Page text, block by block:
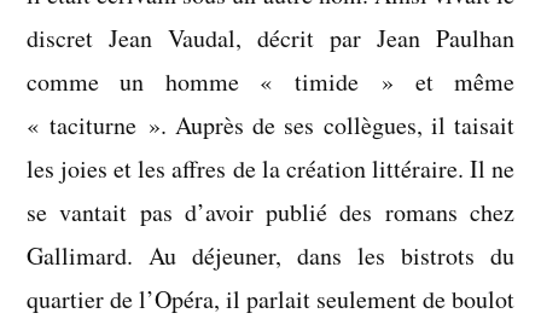
discret Jean Vaudal, décrit par Jean Paulhan
comme un homme « timide » et même
« taciturne ». Auprès de ses collègues, il taisait
les joies et les affres de la création littéraire. Il ne
se vantait pas d’avoir publié des romans chez
Gallimard. Au déjeuner, dans les bistrots du
quartier de l’Opéra, il parlait seulement de boulot